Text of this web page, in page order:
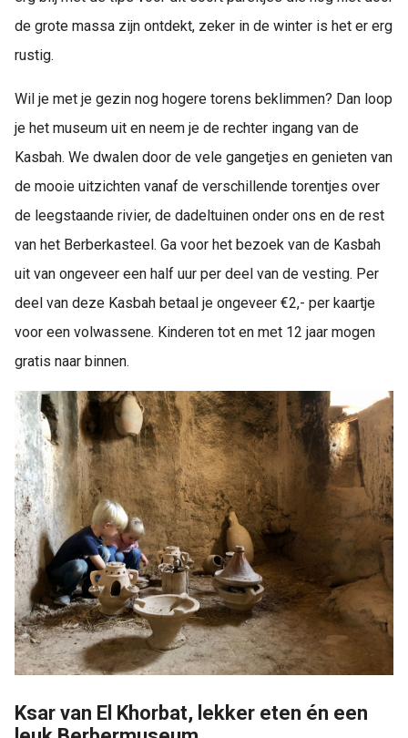
de grote massa zijn ontdekt, zeker in de winter is het er erg
rustig.
Wil je met je gezin nog hogere torens beklimmen? Dan loop
je het museum uit en neem je de rechter ingang van de
Kasbah. We dwalen door de vele gangetjes en genieten van
de mooie uitzichten vanaf de verschillende torentjes over
de leegstaande rivier, de dadeltuinen onder ons en de rest
van het Berberkasteel. Ga voor het bezoek van de Kasbah
uit van ongeveer een half uur per deel van de vesting. Per
deel van deze Kasbah betaal je ongeveer €2,- per kaartje
voor een volwassene. Kinderen tot en met 12 jaar mogen
gratis naar binnen.
Ksar van El Khorbat, lekker eten én een